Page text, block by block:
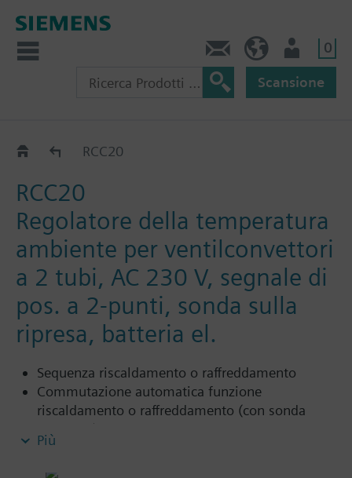
0
Scansione
RCC.. RCC20
RCC20
Regolatore della temperatura
ambiente per ventilconvettori
a 2 tubi, AC 230 V, segnale di
pos. a 2-punti, sonda sulla
ripresa, batteria el.
Sequenza riscaldamento o raffreddamento
Commutazione automatica funzione
riscaldamento o raffreddamento (con sonda
QAH11.1)
Ingresso digitale per contatto esterno cambio
Più